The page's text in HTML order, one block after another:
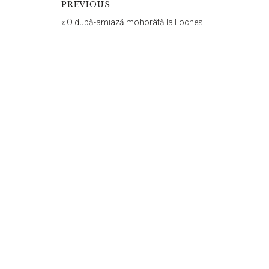
PREVIOUS
« O după-amiază mohorâtă la Loches